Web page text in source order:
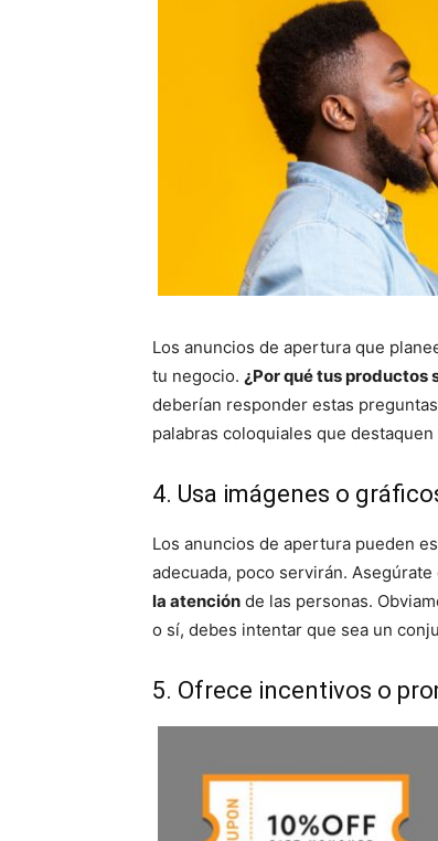
Los anuncios de apertura que
tu negocio. ¿Por qué tus productos
deberían responder estas
palabras coloquiales que
4. Usa imágenes o
Los anuncios de apertura pueden
adecuada, poco servirán.
la atención de las personas.
o sí, debes intentar que sea un
5. Ofrece incentivos o